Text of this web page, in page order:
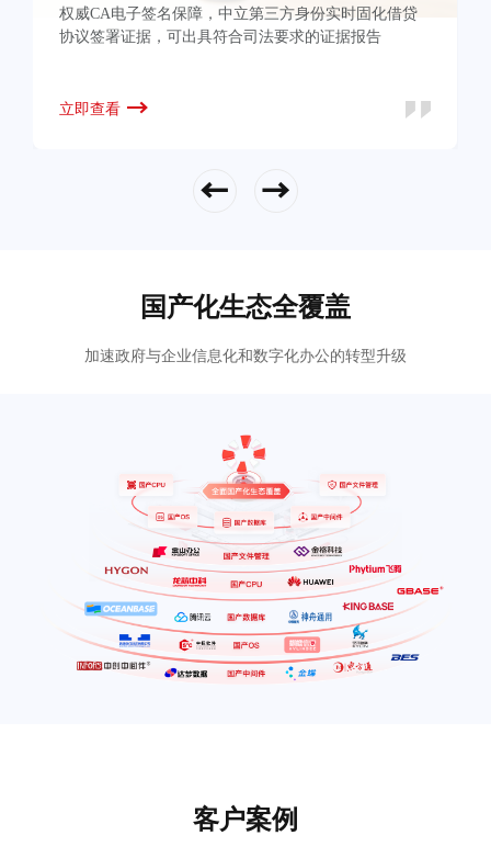
权威CA电子签名保障，中立第三方身份实时固化借贷
协议签署证据，可出具符合司法要求的证据报告
立即查看
国产化生态全覆盖
加速政府与企业信息化和数字化办公的转型升级
客户案例